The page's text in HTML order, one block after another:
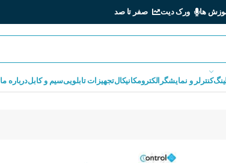
ها ورک دیت صفر تا صد
کنترلر و نمایشگر الکترومکانیکالتجهیزات تابلوییسیم و کابلدرباره ما